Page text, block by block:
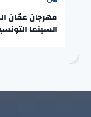
مهرجان عمّان
السينما